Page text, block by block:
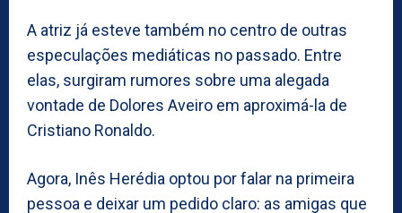
A atriz já esteve também no centro de outras
especulações mediáticas no passado. Entre
elas, surgiram rumores sobre uma alegada
vontade de Dolores Aveiro em aproximá-la de
Cristiano Ronaldo.
Agora, Inês Herédia optou por falar na primeira
pessoa e deixar um pedido claro: as amigas que